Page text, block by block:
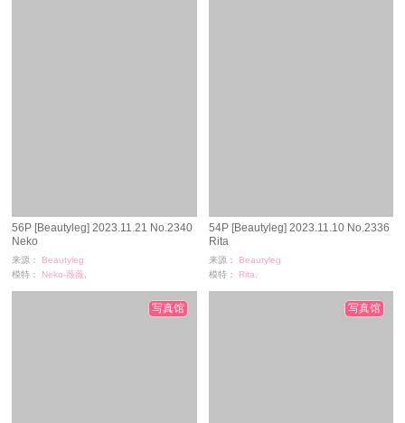
56P [Beautyleg] 2023.11.21 No.2340
Neko
来源：
Beautyleg
模特：
Neko-薇薇,
54P [Beautyleg] 2023.11.10 No.2336
Rita
来源：
Beautyleg
模特：
Rita,
写真馆 写真馆